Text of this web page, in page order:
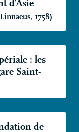
d’Asie
1758)
: les
Saint-
de